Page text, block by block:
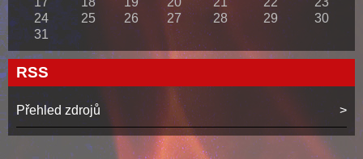
24
25 26 27 28 29
30
31
RSS
Přehled zdrojů